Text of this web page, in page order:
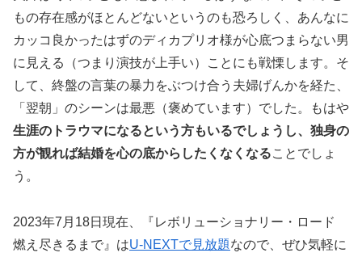
もの存在感がほとんどないというのも恐ろしく、あんなに
カッコ良かったはずのディカプリオ様が心底つまらない男
に見える（つまり演技が上手い）ことにも戦慄します。そ
して、終盤の言葉の暴力をぶつけ合う夫婦げんかを経た、
「翌朝」のシーンは最悪（褒めています）でした。もはや
生涯のトラウマになるという方もいるでしょうし、独身の
方が観れば結婚を心の底からしたくなくなることでしょ
う。
2023年7月18日現在、『レボリューショナリー・ロード
燃え尽きるまで』はU-NEXTで見放題なので、ぜひ気軽に